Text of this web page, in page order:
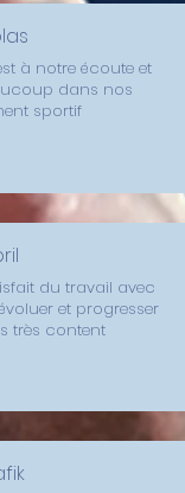
à notre écoute et
dans nos
sportif
du travail avec
et progresser
très content